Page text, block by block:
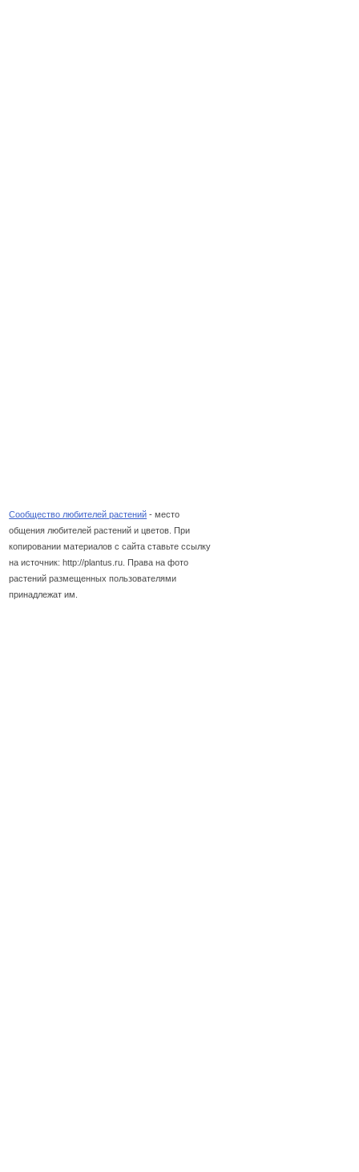
Сообщество любителей растений - место
общения любителей растений и цветов. При
копировании материалов с сайта ставьте ссылку
на источник: http://plantus.ru. Права на фото
растений размещенных пользователями
принадлежат им.